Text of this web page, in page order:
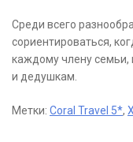
Среди всего
сориентироваться,
каждому члену
и дедушкам.
Метки: Coral Travel 5*,